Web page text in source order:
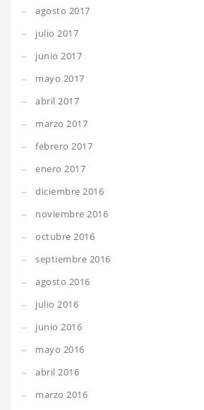
agosto 2017
julio 2017
junio 2017
mayo 2017
abril 2017
marzo 2017
febrero 2017
enero 2017
diciembre 2016
noviembre 2016
octubre 2016
septiembre 2016
agosto 2016
julio 2016
junio 2016
mayo 2016
abril 2016
marzo 2016